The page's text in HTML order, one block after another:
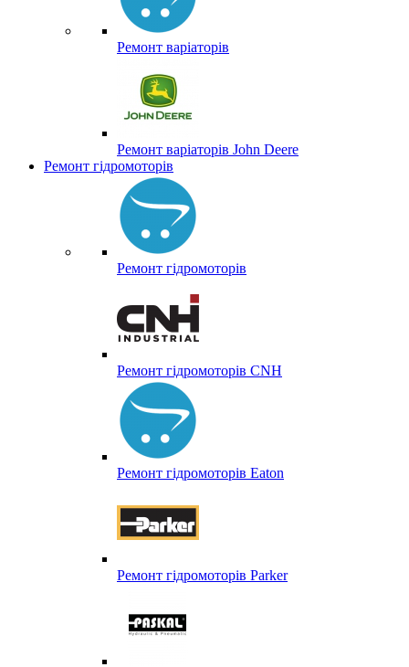
Ремонт варіаторів
Ремонт варіаторів John Deere
Ремонт гідромоторів
Ремонт гідромоторів
Ремонт гідромоторів CNH
Ремонт гідромоторів Eaton
Ремонт гідромоторів Parker